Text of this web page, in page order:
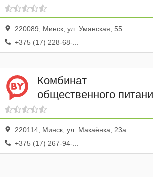
Московского района
220089, Минск, ул. Уманская, 55
+375 (17) 228-68-...
Комбинат
общественного
Беламо-ММЗ им С.И.
Вавилова
220114, Минск, ул. Макаёнка, 23а
+375 (17) 267-94-...